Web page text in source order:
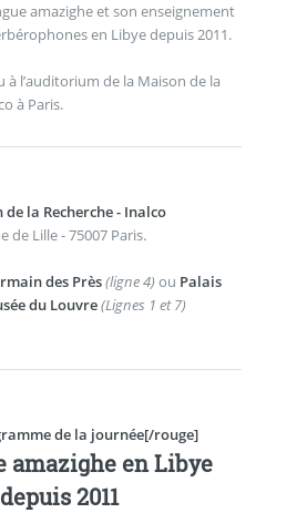
amazighe et son enseignement
en Libye depuis 2011.
à l’auditorium de la Maison de la
à Paris.
de la Recherche - Inalco
de Lille - 75007 Paris.
des Près(ligne 4) ou Palais
du Louvre(Lignes 1 et 7)
de la journée[/rouge]
amazighe en Libye
depuis 2011